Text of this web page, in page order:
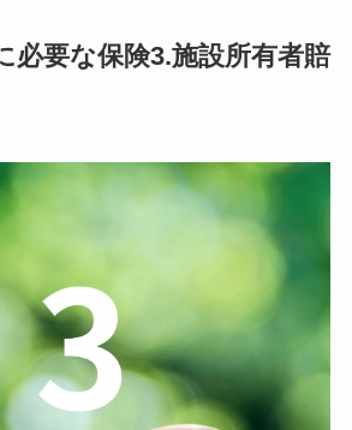
必要な保険3.施設所有者賠